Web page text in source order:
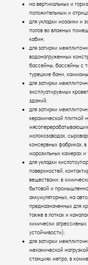
на вертикальных и
положительным и
для укладки мозаики и
полов во влажных
кабин;
для затирки
водонагруженных
бассейны, бассейны с
турецкие бани,
для затирки
эксплуатируемых
зданий;
для затирки
керамической плиткой
молокозаводах,
консервных фабриках, в
морозильных камерах и
для укладки
поверхностей,
веществами: в
бытовой и
аккумуляторных, на
предназначенных для
также в лотках и
химически
устойчивости);
для затирки
механической
станциях метро, в